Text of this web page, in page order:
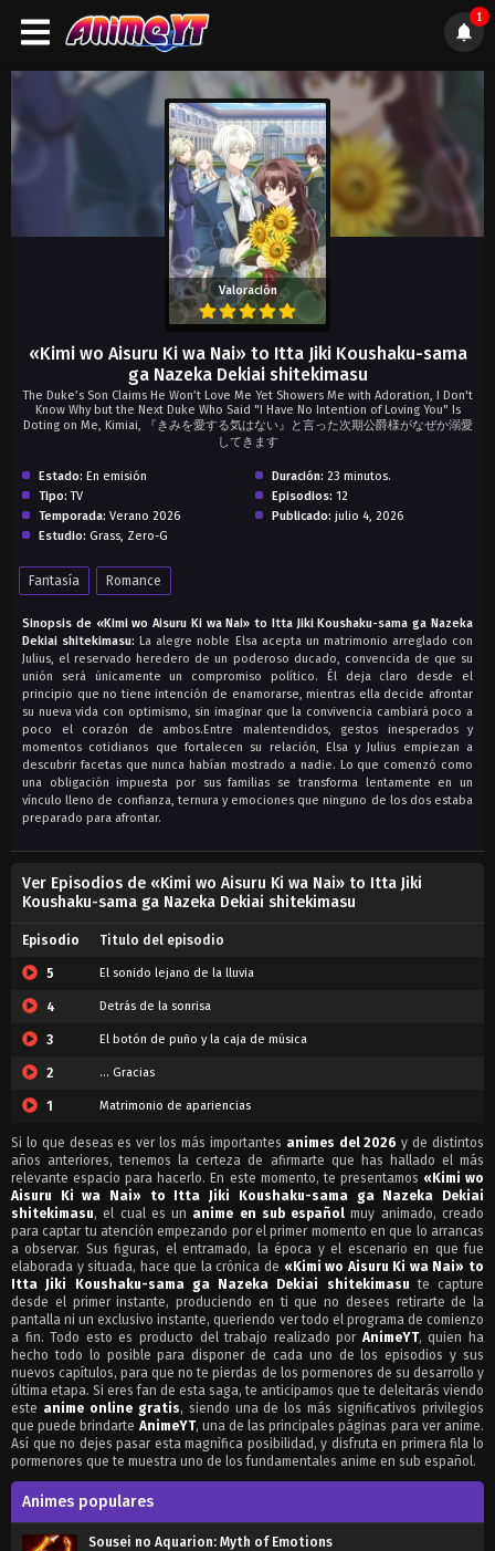
1
Valoración
«Kimi wo Aisuru Ki wa Nai» to Itta Jiki Koushaku-sama
ga Nazeka Dekiai shitekimasu
The Duke’s Son Claims He Won’t Love Me Yet Showers Me with Adoration, I Don't
Know Why but the Next Duke Who Said "I Have No Intention of Loving You" Is
Doting on Me, Kimiai, 『きみを愛する気はない』と言った次期公爵様がなぜか溺愛
してきます
Estado: En emisión
Tipo: TV
Temporada: Verano 2026
Estudio: Grass, Zero-G
Duración: 23 minutos.
Episodios: 12
Publicado: julio 4, 2026
Fantasía Romance
Sinopsis de «Kimi wo Aisuru Ki wa Nai» to Itta Jiki Koushaku-sama ga Nazeka
Dekiai shitekimasu: La alegre noble Elsa acepta un matrimonio arreglado con
Julius, el reservado heredero de un poderoso ducado, convencida de que su
unión será únicamente un compromiso político. Él deja claro desde el
principio que no tiene intención de enamorarse, mientras ella decide afrontar
su nueva vida con optimismo, sin imaginar que la convivencia cambiará poco a
poco el corazón de ambos.Entre malentendidos, gestos inesperados y
momentos cotidianos que fortalecen su relación, Elsa y Julius empiezan a
descubrir facetas que nunca habían mostrado a nadie. Lo que comenzó como
una obligación impuesta por sus familias se transforma lentamente en un
vínculo lleno de confianza, ternura y emociones que ninguno de los dos estaba
preparado para afrontar.
Ver Episodios de «Kimi wo Aisuru Ki wa Nai» to Itta Jiki
Koushaku-sama ga Nazeka Dekiai shitekimasu
Episodio Titulo del episodio
5 El sonido lejano de la lluvia
4 Detrás de la sonrisa
3 El botón de puño y la caja de música
2 … Gracias
1 Matrimonio de apariencias
Si lo que deseas es ver los más importantes animes del 2026 y de distintos
años anteriores, tenemos la certeza de afirmarte que has hallado el más
relevante espacio para hacerlo. En este momento, te presentamos «Kimi wo
Aisuru Ki wa Nai» to Itta Jiki Koushaku-sama ga Nazeka Dekiai
shitekimasu, el cual es un anime en sub español muy animado, creado
para captar tu atención empezando por el primer momento en que lo arrancas
a observar. Sus figuras, el entramado, la época y el escenario en que fue
elaborada y situada, hace que la crónica de «Kimi wo Aisuru Ki wa Nai» to
Itta Jiki Koushaku-sama ga Nazeka Dekiai shitekimasu te capture
desde el primer instante, produciendo en ti que no desees retirarte de la
pantalla ni un exclusivo instante, queriendo ver todo el programa de comienzo
a fin. Todo esto es producto del trabajo realizado por AnimeYT, quien ha
hecho todo lo posible para disponer de cada uno de los episodios y sus
nuevos capítulos, para que no te pierdas de los pormenores de su desarrollo y
última etapa. Si eres fan de esta saga, te anticipamos que te deleitarás viendo
este anime online gratis, siendo una de los más significativos privilegios
que puede brindarte AnimeYT, una de las principales páginas para ver anime.
Así que no dejes pasar esta magnìfica posibilidad, y disfruta en primera fila lo
pormenores que te muestra uno de los fundamentales anime en sub español.
Animes populares
Sousei no Aquarion: Myth of Emotions